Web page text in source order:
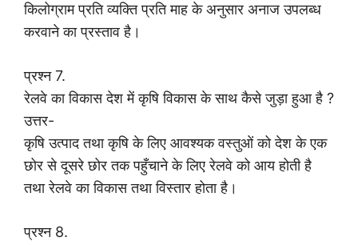
किलोग्राम प्रति व्यक्ति प्रति माह के अनुसार अनाज उपलब्ध
करवाने का प्रस्ताव है।
प्रश्न 7.
रेलवे का विकास देश में कृषि विकास के साथ कैसे जुड़ा हुआ है ?
उत्तर-
कृषि उत्पाद तथा कृषि के लिए आवश्यक वस्तुओं को देश के एक
छोर से दूसरे छोर तक पहुँचाने के लिए रेलवे को आय होती है
तथा रेलवे का विकास तथा विस्तार होता है।
प्रश्न 8.